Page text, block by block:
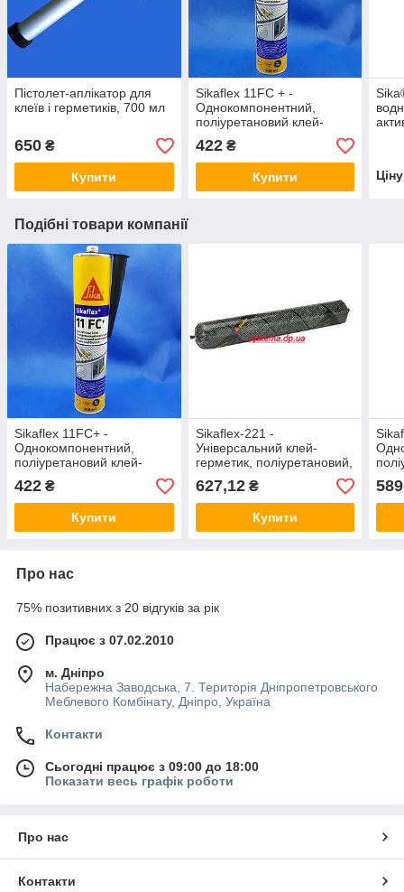
Пістолет-аплікатор для
клеїв і герметиків, 700 мл
650 ₴
Купити
Sikaflex 11FC + -
Однокомпонентний,
поліуретановий клей-
герметик, коричневий, 300
мл
422₴
Купити
Подібні товари компанії
Sikaflex 11FC+ -
Однокомпонентний,
поліуретановий клей-
герметик, чорний, 300 мл
422 ₴
Купити
Sikaflex-221 -
Універсальний клей-
герметик, поліуретановий,
600 мл
627,12₴
Купити
мл
589
Про нас
75% позитивних з 20 відгуків за рік
Працює з 07.02.2010
м. Дніпро
Набережна Заводська, 7. Територія Дніпропетровського
Меблевого Комбінату, Дніпро, Україна
Контакти
Сьогодні працює з 09:00 до 18:00
Показати весь графік роботи
Про нас
Контакти